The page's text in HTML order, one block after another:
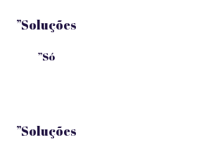
”Soluções
”Só
”Soluções